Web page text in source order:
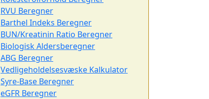
RVU Beregner
Barthel Indeks Beregner
BUN/Kreatinin Ratio Beregner
Biologisk Aldersberegner
ABG Beregner
Vedligeholdelsesvæske Kalkulator
Syre-Base Beregner
eGFR Beregner